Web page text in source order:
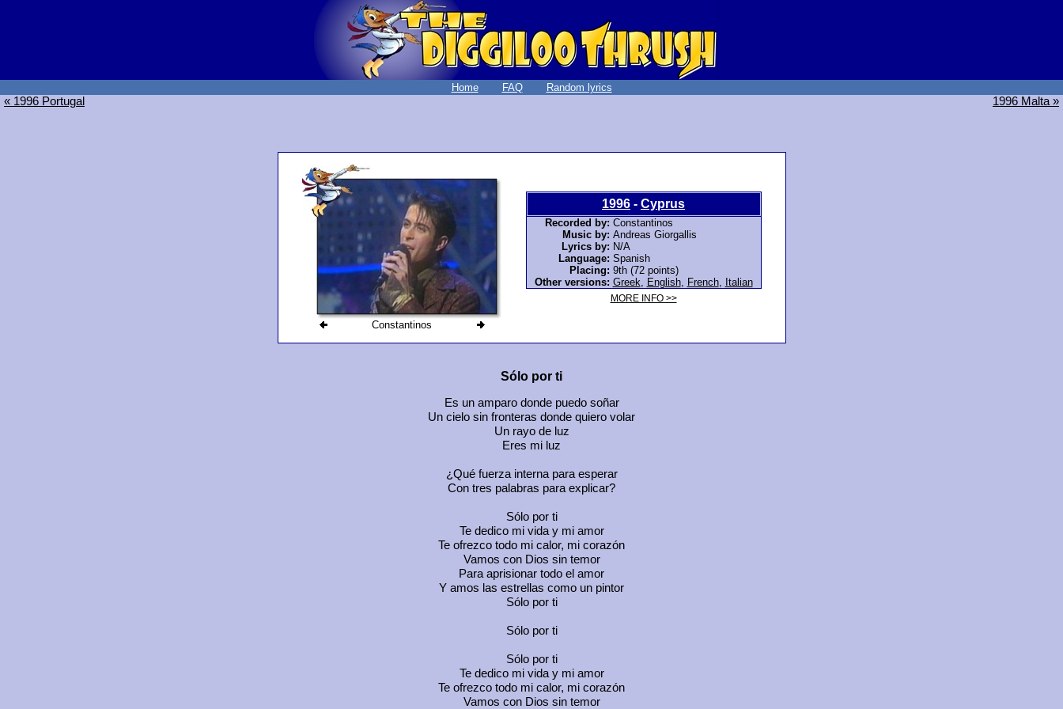
Home FAQ Random lyrics
« 1996 Portugal 1996 Malta »
Constantinos
1996 - Cyprus
Recorded by: Constantinos
Music by: Andreas Giorgallis
Lyrics by: N/A
Language: Spanish
Placing: 9th (72 points)
Other versions: Greek English, French, Italian
MORE INFO >>
Sólo por ti
Es un amparo donde puedo soñar
Un cielo sin fronteras donde quiero volar
Un rayo de luz
Eres mi luz
¿Qué fuerza interna para esperar
Con tres palabras para explicar?
Sólo por ti
Te dedico mi vida y mi amor
Te ofrezco todo mi calor, mi corazón
Vamos con Dios sin temor
Para aprisionar todo el amor
Y amos las estrellas como un pintor
Sólo por ti
Sólo por ti
Sólo por ti
Te dedico mi vida y mi amor
Te ofrezco todo mi calor, mi corazón
Vamos con Dios sin temor